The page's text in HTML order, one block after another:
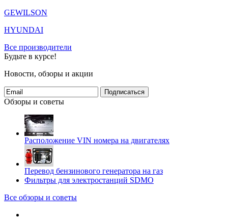
GEWILSON
HYUNDAI
Все производители
Будьте в курсе!
Новости, обзоры и акции
Подписаться
Обзоры и советы
Расположение VIN номера на двигателях
Перевод бензинового генератора на газ
Фильтры для электростанций SDMO
Все обзоры и советы